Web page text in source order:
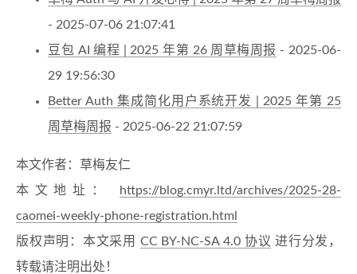
- 2025-07-06 21:07:41
豆包 AI 编程 | 2025 年第 26 周草梅周报 - 2025-06-
29 19:56:30
Better Auth 集成简化用户系统开发 | 2025 年第 25
周草梅周报 - 2025-06-22 21:07:59
本文作者：草梅友仁
本文地址：
https://blog.cmyr.ltd/archives/2025-28-
caomei-weekly-phone-registration.html
版权声明：本文采用 CC BY-NC-SA 4.0 协议 进行分发，
转载请注明出处！